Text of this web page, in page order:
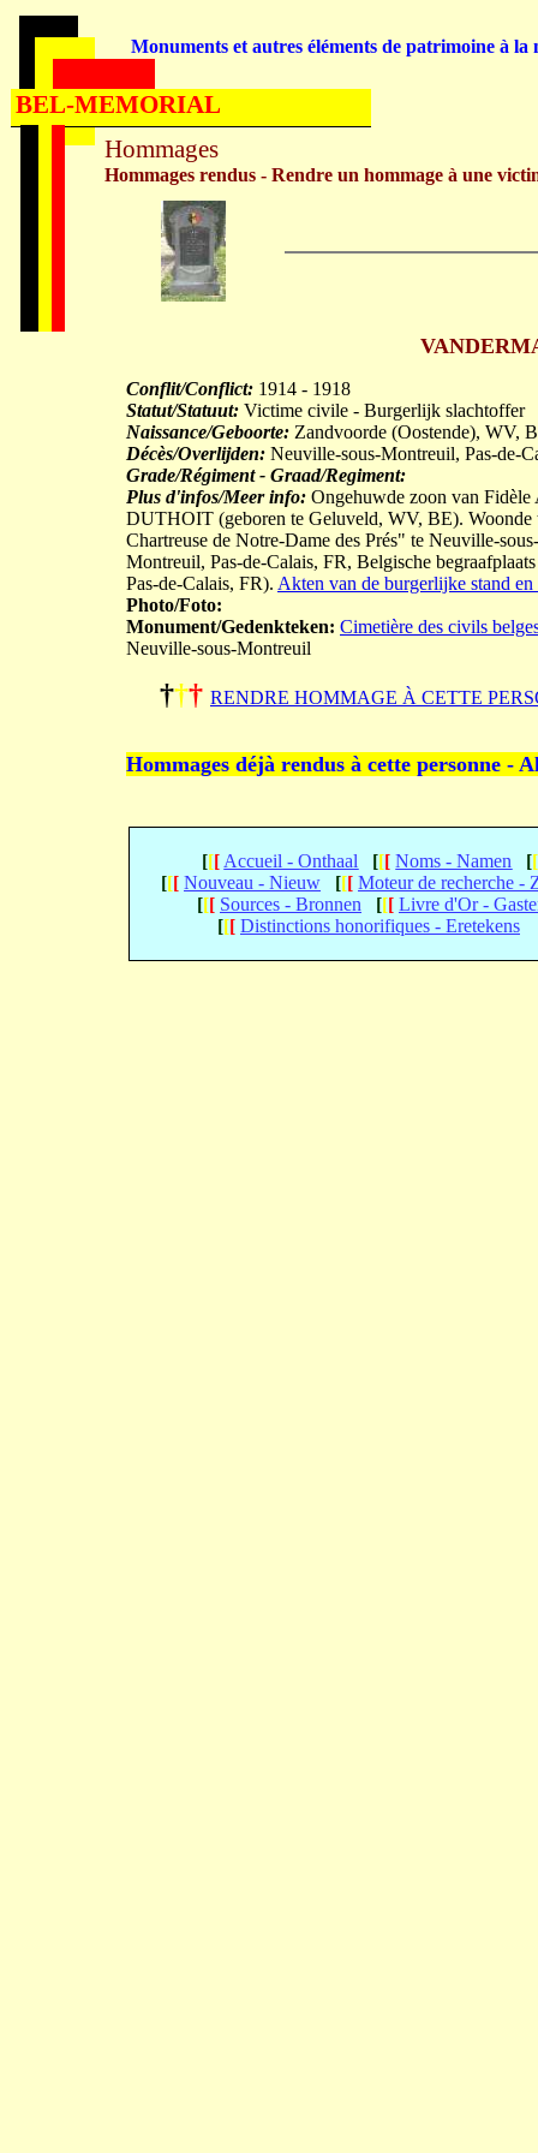
Conflit/Conflict: 1914 - 1918
Statut/Statuut: Victime civile - Burgerlijk slachtoffer
Naissance/Geboorte: Zandvoorde (Oostende), WV,
Décès/Overlijden: Neuville-sous-Montreuil, Pas-de-
Grade/Régiment - Graad/Regiment:
Plus d'infos/Meer info: Ongehuwde zoon van Fidèle
DUTHOIT (geboren te Geluveld, WV, BE).
Chartreuse de Notre-Dame des Prés" te Neuville-
Montreuil, Pas-de-Calais, FR, Belgische
Pas-de-Calais, FR). Akten van de burgerlijke stand
Photo/Foto:
Monument/Gedenkteken: Cimetière des civils
Neuville-sous-Montreuil
††† RENDRE HOMMAGE À CETTE
Hommages déjà rendus à cette personne -
[[[ Accueil - Onthaal [[[ Noms - Namen [[
[[[ Nouveau - Nieuw [[[ Moteur de recherche -
[[[ Sources - Bronnen [[[ Livre d'Or -
[[[ Distinctions honorifiques - Eretekens
Hommages
Hommages rendus - Rendre un hommage à une
Monuments et autres éléments de patrimoine à la
BEL-MEMORIAL